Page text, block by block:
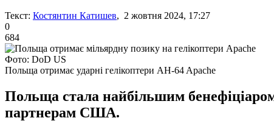
Текст: Костянтин Катишев, 2 жовтня 2024, 17:27
0
684
Фото: DoD US
Польща отримає ударні гелікоптери AH-64 Apache
Польща стала найбільшим
партнерам США.